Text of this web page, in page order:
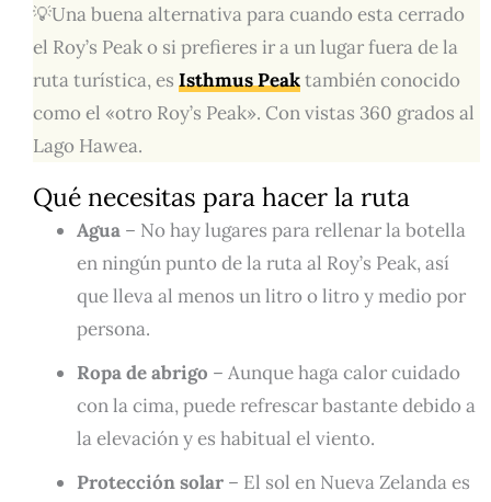
💡Una buena alternativa para cuando esta cerrado
el Roy’s Peak o si prefieres ir a un lugar fuera de la
ruta turística, es Isthmus Peaktambién conocido
como el «otro Roy’s Peak». Con vistas 360 grados al
Lago Hawea.
Qué necesitas para hacer la ruta
Agua – No hay lugares para rellenar la botella
en ningún punto de la ruta al Roy’s Peak, así
que lleva al menos un litro o litro y medio por
persona.
Ropa de abrigo – Aunque haga calor cuidado
con la cima, puede refrescar bastante debido a
la elevación y es habitual el viento.
Protección solar – El sol en Nueva Zelanda es